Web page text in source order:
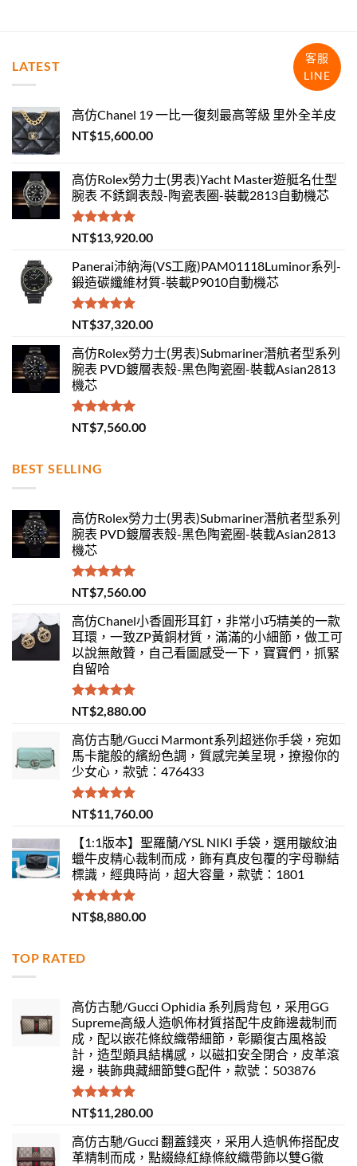
LATEST
高仿Chanel 19 一比一復刻最高等級 里外全羊皮
NT$15,600.00
高仿Rolex勞力士(男表)Yacht Master遊艇名仕型
腕表 不銹鋼表殼-陶瓷表圈-裝載2813自動機芯
評分5.00
滿分 5
NT$13,920.00
Panerai沛納海(VS工廠)PAM01118Luminor系列-
鍛造碳纖維材質-裝載P9010自動機芯
評分5.00
滿分 5
NT$37,320.00
高仿Rolex勞力士(男表)Submariner潛航者型系列
腕表 PVD鍍層表殼-黑色陶瓷圈-裝載Asian2813
機芯
評分 5.00
滿分 5
NT$7,560.00
BEST SELLING
高仿Rolex勞力士(男表)Submariner潛航者型系列
腕表 PVD鍍層表殼-黑色陶瓷圈-裝載Asian2813
機芯
評分 5.00
滿分 5
NT$7,560.00
高仿Chanel小香圓形耳釘，非常小巧精美的一款
耳環，一致ZP黃銅材質，滿滿的小細節，做工可
以說無敵贊，自己看圖感受一下，寶寶們，抓緊
自留哈
評分 5.00
滿分 5
NT$2,880.00
高仿古馳/Gucci Marmont系列超迷你手袋，宛如
馬卡龍般的繽紛色調，質感完美呈現，撩撥你的
少女心，款號：476433
評分5.00
滿分 5
NT$11,760.00
【1:1版本】聖羅蘭/YSL NIKI 手袋，選用皺紋油
蠟牛皮精心裁制而成，飾有真皮包覆的字母聯結
標識，經典時尚，超大容量，款號：1801
評分 5.00
滿分 5
NT$8,880.00
TOP RATED
高仿古馳/Gucci Ophidia 系列肩背包，采用GG
Supreme高級人造帆佈材質搭配牛皮飾邊裁制而
成，配以嵌花條紋織帶細節，彰顯復古風格設
計，造型頗具結構感，以磁扣安全閉合，皮革滾
邊，裝飾典藏細節雙G配件，款號：503876
評分5.00
滿分 5
NT$11,280.00
高仿古馳/Gucci 翻蓋錢夾，采用人造帆佈搭配皮
革精制而成，點綴綠紅綠條紋織帶飾以雙G徽
客服
LINE